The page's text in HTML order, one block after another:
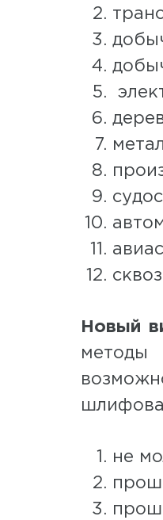
Новый
методы
не